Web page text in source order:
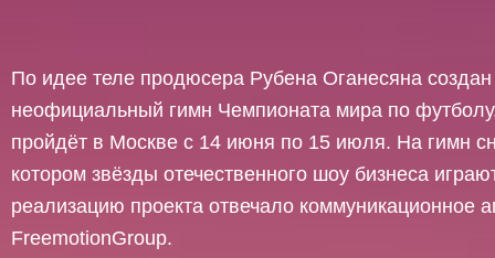
По идее теле продюсера Рубена Оганесяна создан
неофициальный гимн Чемпионата мира по
пройдёт в Москве с 14 июня по 15 июля. На гимн
котором звёзды отечественного шоу бизнеса
реализацию проекта отвечало коммуникационное
FreemotionGroup.